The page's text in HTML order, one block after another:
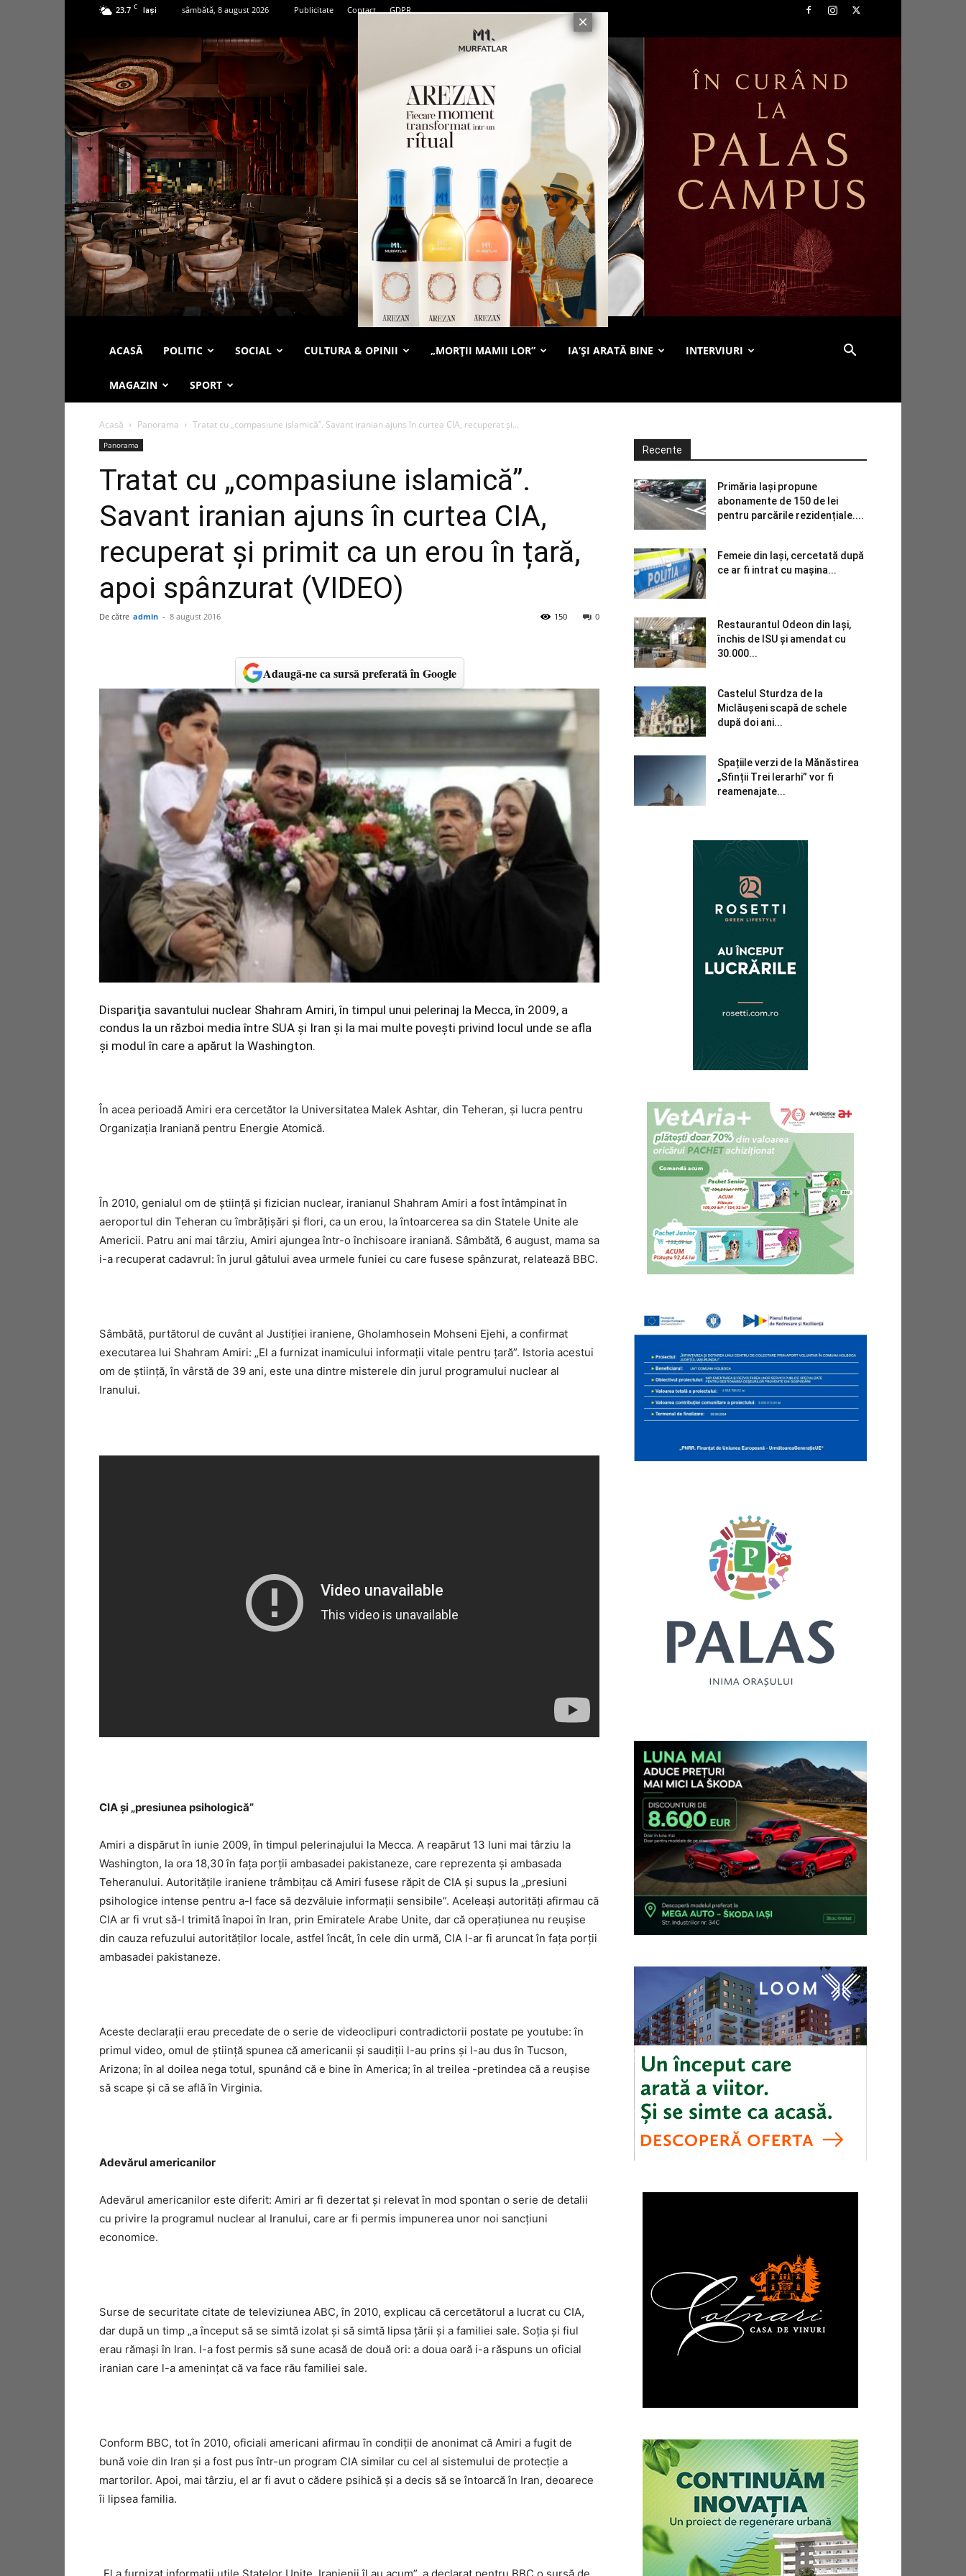
23.7 C Iași sâmbătă, 8 august 2026 Publicitate Contact GDPR
ACASĂ POLITIC SOCIAL CULTURA & OPINII „MORȚII MAMII LOR” IA’ȘI ARATĂ BINE INTERVIURI
MAGAZIN SPORT
Acasă Panorama Tratat cu „compasiune islamică”. Savant iranian ajuns în curtea CIA, recuperat și...
Panorama
Tratat cu „compasiune islamică”.
Savant iranian ajuns în curtea CIA,
recuperat și primit ca un erou în țară,
apoi spânzurat (VIDEO)
De către admin - 8 august 2016 0
150
Adaugă-ne ca sursă preferată în Google
Dispariţia savantului nuclear Shahram Amiri, în timpul unui pelerinaj la Mecca, în 2009, a
condus la un război media între SUA şi Iran şi la mai multe poveşti privind locul unde se afla
şi modul în care a apărut la Washington.
În acea perioadă Amiri era cercetător la Universitatea Malek Ashtar, din Teheran, şi lucra pentru
Organizaţia Iraniană pentru Energie Atomică.
În 2010, genialul om de ştiinţă şi fizician nuclear, iranianul Shahram Amiri a fost întâmpinat în
aeroportul din Teheran cu îmbrăţişări şi flori, ca un erou, la întoarcerea sa din Statele Unite ale
Americii. Patru ani mai târziu, Amiri ajungea într-o închisoare iraniană. Sâmbătă, 6 august, mama sa
i-a recuperat cadavrul: în jurul gâtului avea urmele funiei cu care fusese spânzurat, relatează BBC.
Sâmbătă, purtătorul de cuvânt al Justiţiei iraniene, Gholamhosein Mohseni Ejehi, a confirmat
executarea lui Shahram Amiri: „El a furnizat inamicului informaţii vitale pentru ţară”. Istoria acestui
om de ştiinţă, în vârstă de 39 ani, este una dintre misterele din jurul programului nuclear al
Iranului.
CIA şi „presiunea psihologică”
Amiri a dispărut în iunie 2009, în timpul pelerinajului la Mecca. A reapărut 13 luni mai târziu la
Washington, la ora 18,30 în faţa porţii ambasadei pakistaneze, care reprezenta şi ambasada
Teheranului. Autorităţile iraniene trâmbiţau că Amiri fusese răpit de CIA şi supus la „presiuni
psihologice intense pentru a-l face să dezvăluie informaţii sensibile”. Aceleaşi autorităţi afirmau că
CIA ar fi vrut să-l trimită înapoi în Iran, prin Emiratele Arabe Unite, dar că operaţiunea nu reuşise
din cauza refuzului autorităţilor locale, astfel încât, în cele din urmă, CIA l-ar fi aruncat în faţa porţii
ambasadei pakistaneze.
Aceste declaraţii erau precedate de o serie de videoclipuri contradictorii postate pe youtube: în
primul video, omul de ştiinţă spunea că americanii şi saudiţii l-au prins şi l-au dus în Tucson,
Arizona; în al doilea nega totul, spunând că e bine în America; în al treilea -pretindea că a reuşise
să scape şi că se află în Virginia.
Adevărul americanilor
Adevărul americanilor este diferit: Amiri ar fi dezertat şi relevat în mod spontan o serie de detalii
cu privire la programul nuclear al Iranului, care ar fi permis impunerea unor noi sancţiuni
economice.
Surse de securitate citate de televiziunea ABC, în 2010, explicau că cercetătorul a lucrat cu CIA,
dar după un timp „a început să se simtă izolat şi să simtă lipsa ţării şi a familiei sale. Soţia şi fiul
erau rămaşi în Iran. I-a fost permis să sune acasă de două ori: a doua oară i-a răspuns un oficial
iranian care l-a ameninţat că va face rău familiei sale.
Conform BBC, tot în 2010, oficiali americani afirmau în condiţii de anonimat că Amiri a fugit de
bună voie din Iran şi a fost pus într-un program CIA similar cu cel al sistemului de protecţie a
martorilor. Apoi, mai târziu, el ar fi avut o cădere psihică şi a decis să se întoarcă în Iran, deoarece
îi lipsea familia.
Recente
Primăria Iași propune
abonamente de 150 de lei
pentru parcările rezidențiale....
Femeie din Iași, cercetată după
ce ar fi intrat cu mașina...
Restaurantul Odeon din Iași,
închis de ISU și amendat cu
30.000...
Castelul Sturdza de la
Miclăușeni scapă de schele
după doi ani...
Spațiile verzi de la Mănăstirea
„Sfinții Trei Ierarhi” vor fi
reamenajate...